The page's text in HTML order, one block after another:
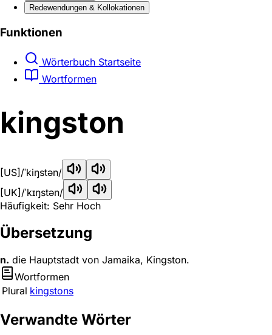
Redewendungen & Kollokationen
Funktionen
Wörterbuch Startseite
Wortformen
kingston
[US] /ˈkiŋstən/
[UK] /ˈkɪŋstən/
Häufigkeit: Sehr Hoch
Übersetzung
n. die Hauptstadt von Jamaika, Kingston.
Wortformen
Plural kingstons
Verwandte Wörter